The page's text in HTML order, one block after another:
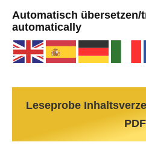
Automatisch übersetzen/
automatically
Leseprobe
PDF